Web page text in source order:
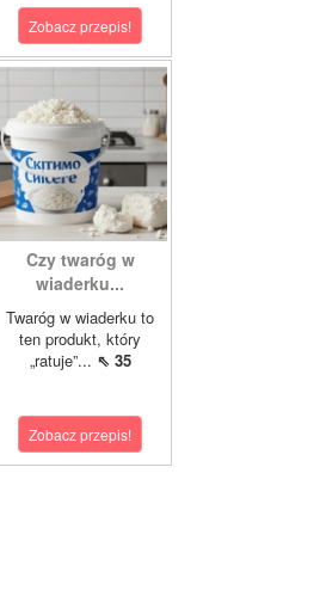
Zobacz przepis!
Czy twaróg w
wiaderku...
Twaróg w wiaderku to
ten produkt, który
„ratuje”... ⇖ 35
Zobacz przepis!